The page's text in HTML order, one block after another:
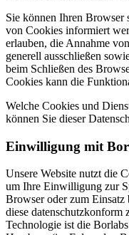
Sie können Ihren Browser
von Cookies informiert
erlauben, die Annahme
generell ausschließen
beim Schließen des
Cookies kann die
Welche Cookies und
können Sie dieser
Einwilligung mit
Unsere Website nutzt die
um Ihre Einwilligung zur
Browser oder zum Einsatz
diese datenschutzkonform
Technologie ist die